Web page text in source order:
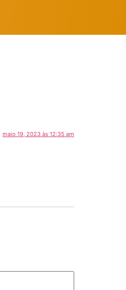
maio 19, 2023 às 12:35 am